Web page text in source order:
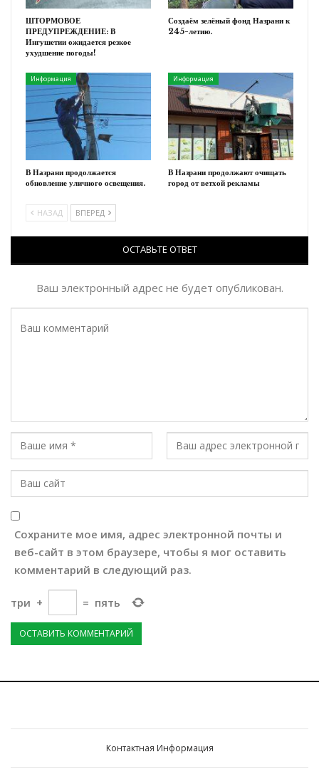
ШТОРМОВОЕ
ПРЕДУПРЕЖДЕНИЕ: В
Ингушетии ожидается резкое
ухудшение погоды!
Создаём зелёный фонд Назрани к
245-летию.
Информация
В Назрани продолжается
обновление уличного освещения.
Информация
В Назрани продолжают очищать
город от ветхой рекламы
НАЗАД ВПЕРЕД
ОСТАВЬТЕ ОТВЕТ
Ваш электронный адрес не будет опубликован.
Сохраните мое имя, адрес электронной почты и
веб-сайт в этом браузере, чтобы я мог оставить
комментарий в следующий раз.
три + = пять
Контактная Информация